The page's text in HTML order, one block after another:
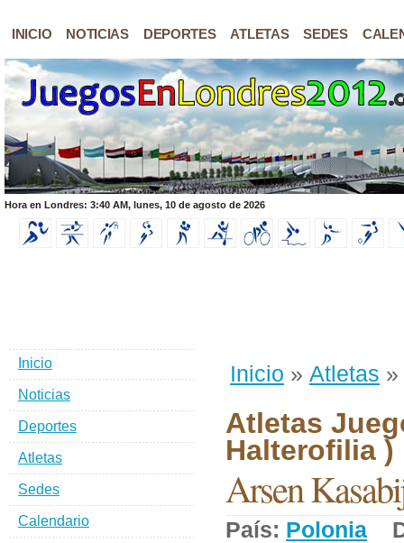
INICIO NOTICIAS DEPORTES ATLETAS SEDES
Hora en Londres: 3:40 AM, lunes, 10 de agosto de 2026
Inicio » Atletas »
Atletas
Halterofilia )
Arsen
País: Polonia
Inicio
Noticias
Deportes
Atletas
Sedes
Calendario